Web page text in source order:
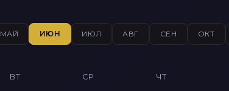
МАЙ ИЮН ИЮЛ АВГ СЕН ОКТ
ВТ СР ЧТ